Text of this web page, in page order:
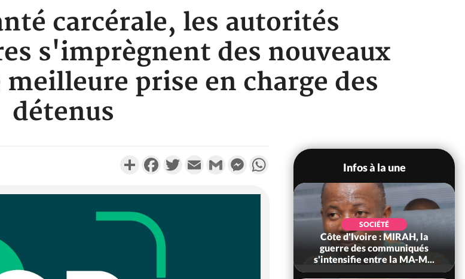
carcérale, les autorités
s'imprègnent des nouveaux
prise en charge des
détenus
PartagerFacebookTwitterEmail Gmail MessengerWhatsApp
Infos à la une
SOCIÉTÉ
Côte d'Ivoire : Man, deux
personnes périssent dans un
SOCIÉTÉ
Côte d'Ivoire : MIRAH, la
guerre des communiqués
s'intensifie entre la MA-M...
Côte
réussi